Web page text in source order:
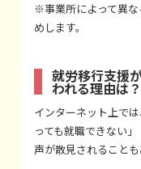
※事業所によって異
めします。
就労移行支援
われる理由は？
インターネット上で
っても就職できない
声が散見されることも